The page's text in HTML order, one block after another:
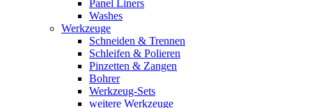
Panel Liners
Washes
Werkzeuge
Schneiden & Trennen
Schleifen & Polieren
Pinzetten & Zangen
Bohrer
Werkzeug-Sets
weitere Werkzeuge